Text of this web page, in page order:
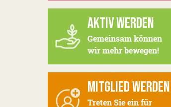
AKTIV WERDEN
Gemeinsam können
wir mehr bewegen!
MITGLIED WERDEN
Treten Sie ein für